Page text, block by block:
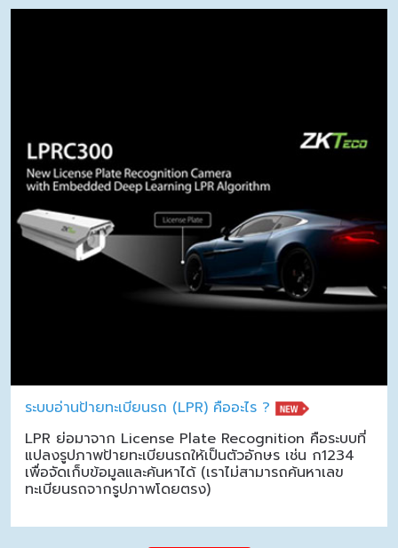
ระบบอ่านป้ายทะเบียนรถ (LPR) คืออะไร ?
LPR ย่อมาจาก License Plate Recognition คือระบบที่
แปลงรูปภาพป้ายทะเบียนรถให้เป็นตัวอักษร เช่น ก1234
เพื่อจัดเก็บข้อมูลและค้นหาได้ (เราไม่สามารถค้นหาเลข
ทะเบียนรถจากรูปภาพโดยตรง)